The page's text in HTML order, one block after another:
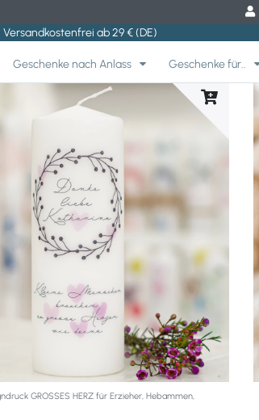
Versandkostenfrei ab 29 € (DE)
Geschenke nach Anlass Geschenke für..
GROSSES HERZ für Erzieher, Hebammen,